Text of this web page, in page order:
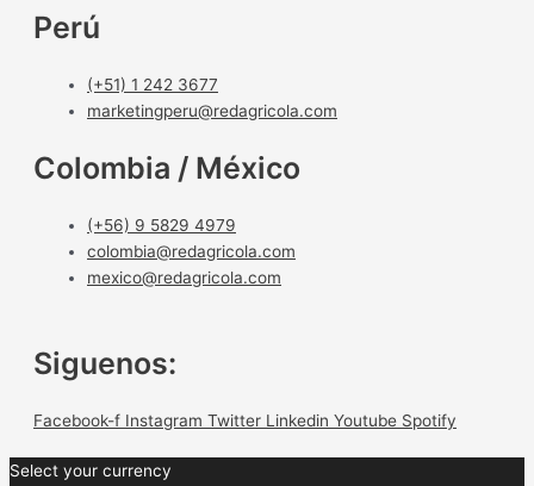
Perú
(+51) 1 242 3677
marketingperu@redagricola.com
Colombia / México
(+56) 9 5829 4979
colombia@redagricola.com
mexico@redagricola.com
Siguenos:
Facebook-f Instagram Twitter Linkedin Youtube Spotify
Select your currency